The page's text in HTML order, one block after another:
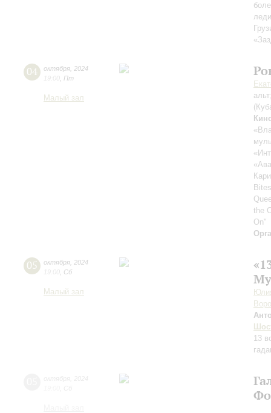
04 октября 2024
19:00 Пт
Малый зал
the
On"
05 октября 2024
19:00 Сб
Малый зал
13